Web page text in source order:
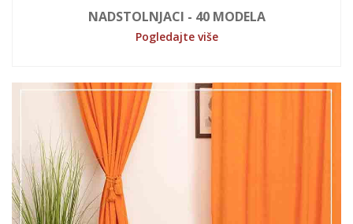
NADSTOLNJACI - 40 MODELA
Pogledajte više